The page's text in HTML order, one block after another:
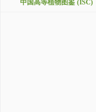
中国高等植物图鉴 (ISC)